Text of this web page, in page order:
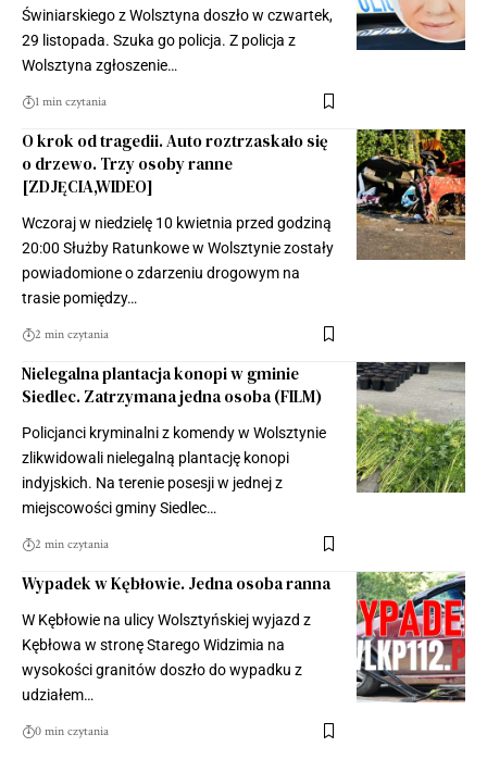
Świniarskiego z Wolsztyna doszło w czwartek,
29 listopada. Szuka go policja. Z policja z
Wolsztyna zgłoszenie…
1 min czytania
O krok od tragedii. Auto roztrzaskało się
o drzewo. Trzy osoby ranne
[ZDJĘCIA,WIDEO]
Wczoraj w niedzielę 10 kwietnia przed godziną
20:00 Służby Ratunkowe w Wolsztynie zostały
powiadomione o zdarzeniu drogowym na
trasie pomiędzy…
2 min czytania
Nielegalna plantacja konopi w gminie
Siedlec. Zatrzymana jedna osoba (FILM)
Policjanci kryminalni z komendy w Wolsztynie
zlikwidowali nielegalną plantację konopi
indyjskich. Na terenie posesji w jednej z
miejscowości gminy Siedlec…
2 min czytania
Wypadek w Kębłowie. Jedna osoba ranna
W Kębłowie na ulicy Wolsztyńskiej wyjazd z
Kębłowa w stronę Starego Widzimia na
wysokości granitów doszło do wypadku z
udziałem…
0 min czytania